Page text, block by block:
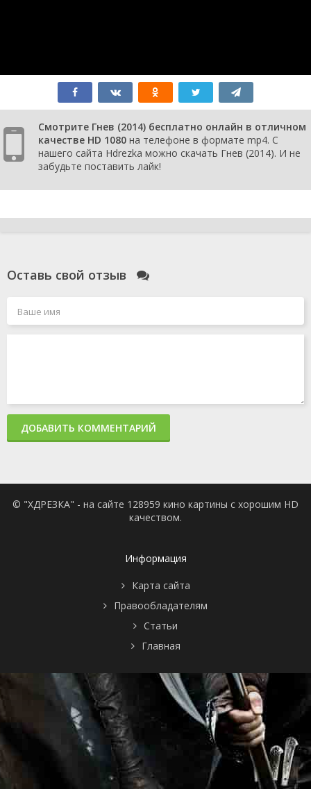
Смотрите Гнев (2014) бесплатно онлайн в отличном
качестве HD 1080 на телефоне в формате mp4. С
нашего сайта Hdrezka можно скачать Гнев (2014). И не
забудьте поставить лайк!
Оставь свой отзыв
ДОБАВИТЬ КОММЕНТАРИЙ
© "ХДРЕЗКА" - на сайте 128959 кино картины с хорошим HD
качеством.
Информация
Карта сайта
Правообладателям
Статьи
Главная